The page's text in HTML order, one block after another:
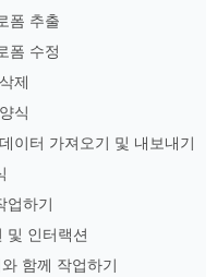
폼 추출
폼 수정
제
식
이터 가져오기 및 내보내기
업하기
및 인터랙션
함께 작업하기